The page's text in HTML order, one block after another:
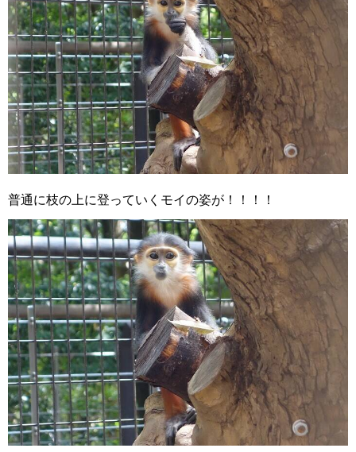
普通に枝の上に登っていくモイの姿が！！！！